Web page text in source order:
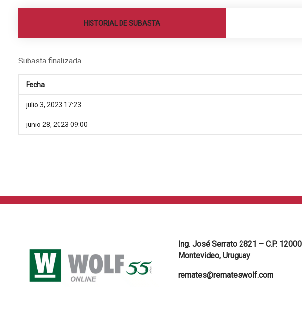
HISTORIAL DE SUBASTA
Subasta finalizada
Fecha
julio 3, 2023 17:23
junio 28, 2023 09:00
Ing. José Serrato 2821 – C.P. 12000
Montevideo, Uruguay
remates@remateswolf.com